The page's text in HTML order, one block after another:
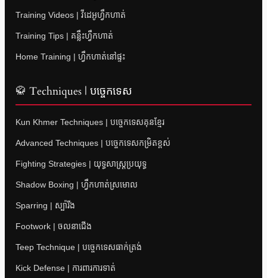
Training Videos | វីដេអូហ្វឹកហាត់
Training Tips | គន្លឹះហ្វឹកហាត់
Home Training | ហ្វឹកហាត់នៅផ្ទះ
🥋 Techniques | បច្ចេកទេស
Kun Khmer Techniques | បច្ចេកទេសគុនខ្មែរ
Advanced Techniques | បច្ចេកទេសកម្រិតខ្ពស់
Fighting Strategies | យុទ្ធសាស្ត្រប្រយុទ្ធ
Shadow Boxing | ហ្វឹកហាត់ស្រមោល
Sparring | ស្ប៉ារីង
Footwork | ចលនាជើង
Teep Technique | បច្ចេកទេសធាក់ត្រង់
Kick Defense | ការពារការទាត់